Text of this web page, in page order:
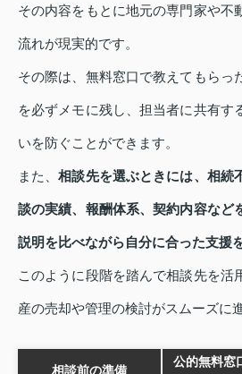
その内容をもとに地元の専門家や不
流れが現実的です。
その際は、無料窓口で教えてもらっ
を必ずメモに残し、担当者に共有す
いを防ぐことができます。
また、相談先を選ぶときには、相続
談の実績、報酬体系、契約内容など
説明を比べながら自分に合った支援
このように段階を踏んで相談先を活
産の売却や管理の検討がスムーズに
相談前の準備
公的無料窓